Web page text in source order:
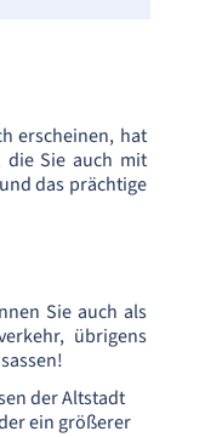
erscheinen, hat
die Sie auch mit
das prächtige
Sie auch als
übrigens
der Altstadt
ein größerer